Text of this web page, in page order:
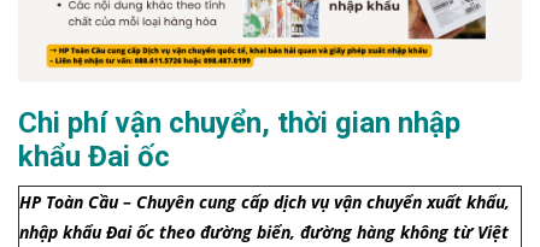
Chi phí vận chuyển, thời gian nhập
khẩu Đai ốc
HP Toàn Cầu – Chuyên cung cấp dịch vụ vận chuyển xuất khẩu,
nhập khẩu Đai ốc theo đường biển, đường hàng không từ Việt